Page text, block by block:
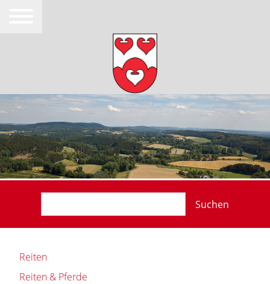
Suchen
Reiten
Reiten & Pferde